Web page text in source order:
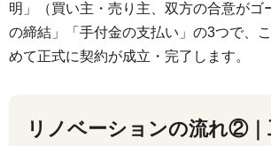
明」（買い主・売り主、双方の合意がゴ
の締結」「手付金の支払い」の3つで、
めて正式に契約が成立・完了します。
リノベーションの流れ②｜